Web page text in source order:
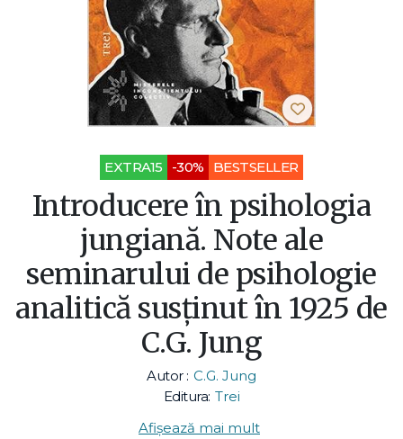
EXTRA15 -30% BESTSELLER
Introducere în psihologia
jungiană. Note ale
seminarului de psihologie
analitică susținut în 1925 de
C.G. Jung
Autor : C.G. Jung
Editura: Trei
Afișează mai mult